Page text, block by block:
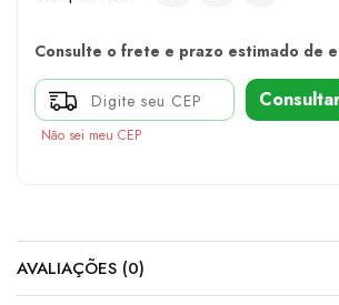
Consulte o frete e prazo estimado de
Não sei meu CEP
AVALIAÇÕES (0)